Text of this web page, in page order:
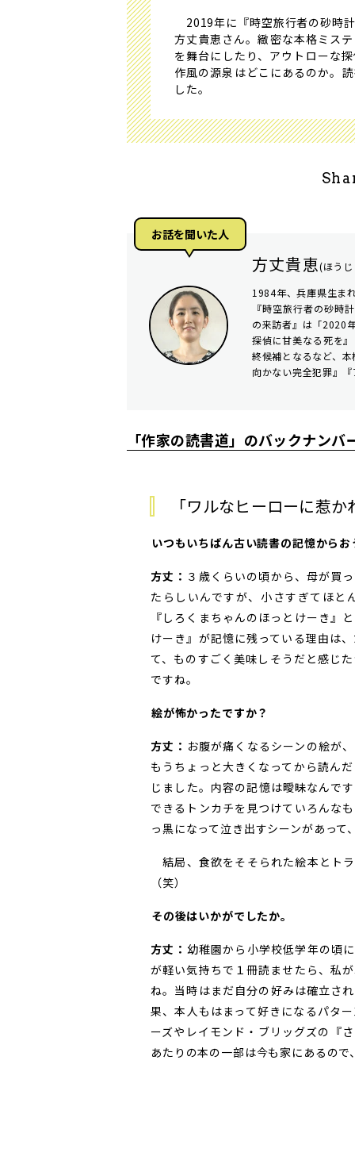
2019年に『時空旅行者の砂時
方丈貴恵さん。緻密な本格ミス
を舞台にしたり、アウトローな
作風の源泉はどこにあるのか。
した。
お話を聞いた人
方丈貴恵(ほう
1984年、兵庫県生ま
『時空旅行者の砂時
の来訪者』は「2020
探偵に甘美なる死を
終候補となるなど、
向かない完全犯罪』
「作家の読書道」のバックナン
「ワルなヒーローに惹か
――いつもいちばん古い読書の記憶から
方丈： ３歳くらいの頃から、母が買
たらしいんですが、小さすぎてほと
『しろくまちゃんのほっとけーき』
けーき』が記憶に残っている理由は
て、ものすごく美味しそうだと感じ
ですね。
――絵が怖かったですか？
方丈： お腹が痛くなるシーンの絵が
もうちょっと大きくなってから読ん
じました。内容の記憶は曖昧なんで
できるトンカチを見つけていろんな
っ黒になって泣き出すシーンがあって
結局、食欲をそそられた絵本とト
（笑）
――その後はいかがでしたか。
方丈： 幼稚園から小学校低学年の頃
が軽い気持ちで１冊読ませたら、私
ね。当時はまだ自分の好みは確立さ
果、本人もはまって好きになるパタ
ーズやレイモンド・ブリッグズの『
あたりの本の一部は今も家にあるの